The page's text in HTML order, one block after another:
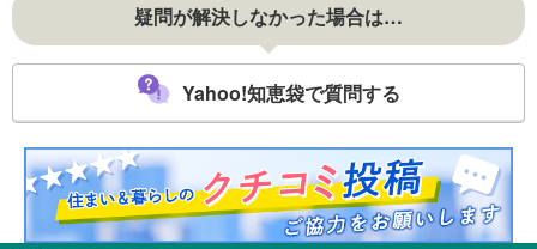
疑問が解決しなかった場合は…
Yahoo!知恵袋で質問する